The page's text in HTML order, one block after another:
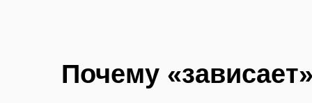
Почему